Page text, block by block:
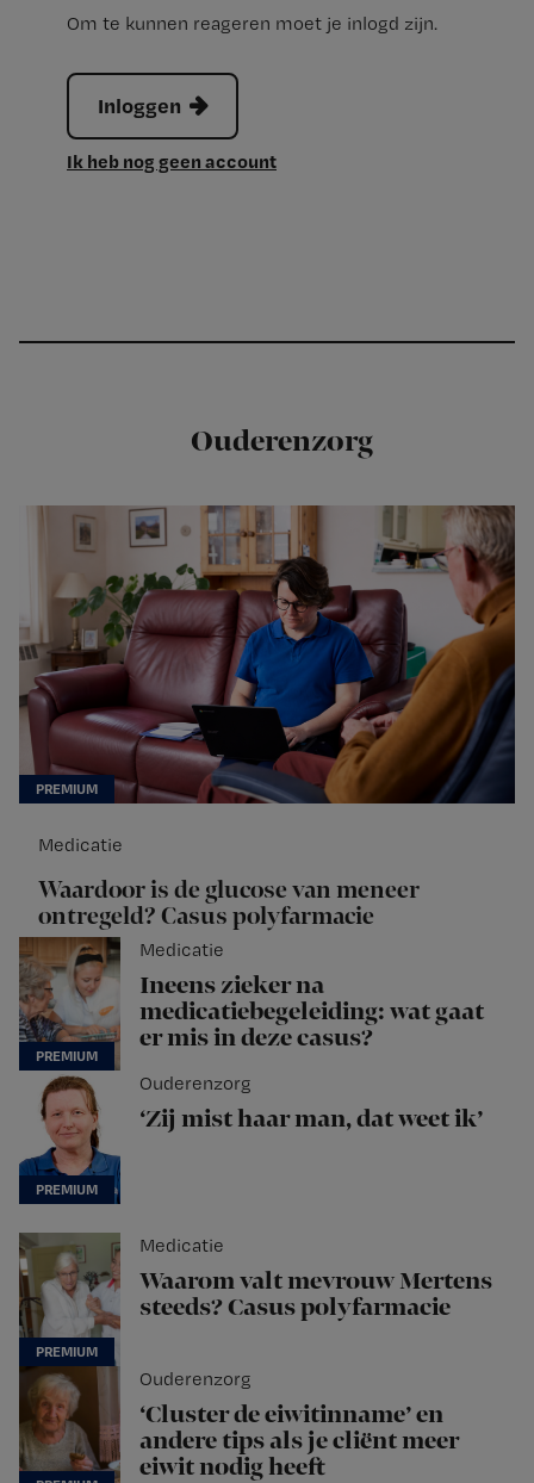
Om te kunnen reageren moet je inlogd zijn.
Inloggen
Ik heb nog geen account
Ouderenzorg
Medicatie
Waardoor is de glucose van meneer
ontregeld? Casus polyfarmacie
Medicatie
Ineens zieker na
medicatiebegeleiding: wat gaat
er mis in deze casus?
Ouderenzorg
‘Zij mist haar man, dat weet ik’
Medicatie
Waarom valt mevrouw Mertens
steeds? Casus polyfarmacie
Ouderenzorg
‘Cluster de eiwitinname’ en
andere tips als je cliënt meer
eiwit nodig heeft